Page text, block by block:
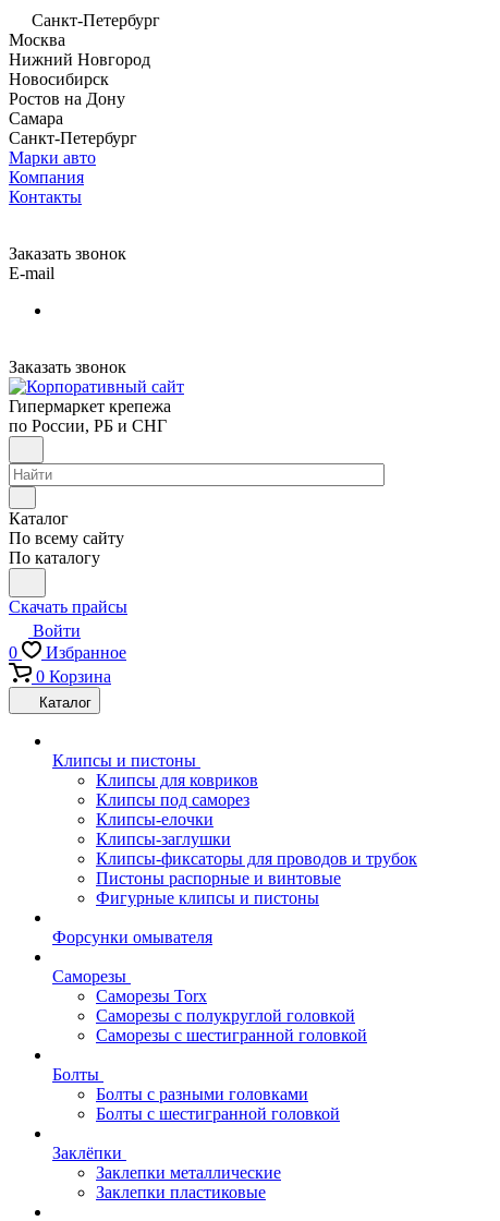
Санкт-Петербург
Москва
Нижний Новгород
Новосибирск
Ростов на Дону
Самара
Санкт-Петербург
Марки авто
Компания
Контакты
Заказать звонок
E-mail
Заказать звонок
Гипермаркет крепежа
по России, РБ и СНГ
Каталог
По всему сайту
По каталогу
Скачать прайсы
Войти
0
Избранное
0 Корзина
Каталог
Клипсы и пистоны
Клипсы для ковриков
Клипсы под саморез
Клипсы-елочки
Клипсы-заглушки
Клипсы-фиксаторы для проводов и трубок
Пистоны распорные и винтовые
Фигурные клипсы и пистоны
Форсунки омывателя
Саморезы
Саморезы Torx
Саморезы с полукруглой головкой
Саморезы с шестигранной головкой
Болты
Болты с разными головками
Болты с шестигранной головкой
Заклёпки
Заклепки металлические
Заклепки пластиковые